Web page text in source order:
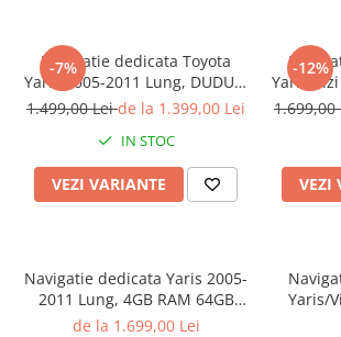
-7%
Navigatie dedicata Toyota
Yaris 2005-2011 Lung, DUDU3,
4GB RAM 64GB ROM,
Android, Display QLED 9",
DSP, Carplay&AndroidAuto
1.499,00 Leide la 1.399,00 Lei
IN STOC
VEZI VARIANTE
-12%
Yaris/Vizi
camera
VEZI
Navigatie dedicata Yaris 2005-
2011 Lung, 4GB RAM 64GB
ROM, Procesor Qualcomm
de la 1.699,00 Lei
Yaris/